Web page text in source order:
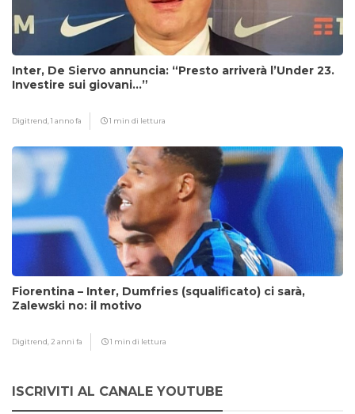
Inter, De Siervo annuncia: “Presto arriverà l’Under 23.
Investire sui giovani…”
Digitrend,1 anno fa 1 min di lettura
Fiorentina – Inter, Dumfries (squalificato) ci sarà,
Zalewski no: il motivo
Digitrend, 2 anni fa 1 min di lettura
ISCRIVITI AL CANALE YOUTUBE